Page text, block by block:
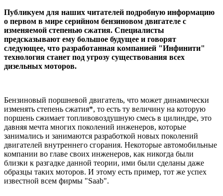
Публикуем для наших читателей подробную информацию
о первом в мире серийном бензиновом двигателе с
изменяемой степенью сжатия. Специалисты
предсказывают ему большое будущее и говорят
следующее, что разработанная компанией "Инфинити"
технология станет под угрозу существования всех
дизельных моторов.
Бензиновый поршневой двигатель, что может динамически
изменять степень сжатия*, то есть ту величину на которую
поршень сжимает топливовоздушную смесь в цилиндре, это
давняя мечта многих поколений инженеров, которые
занимались и занимаются разработкой новых поколений
двигателей внутреннего сгорания. Некоторые автомобильные
компании во главе своих инженеров, как никогда были
близки к разгадке данной теории, ими были сделаны даже
образцы таких моторов. И этому есть пример, тот же успех
известной всем фирмы "Saab".